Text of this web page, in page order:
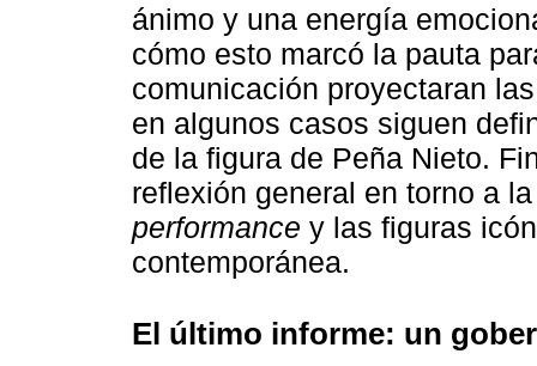
ánimo y una energía
cómo esto marcó la pauta
comunicación proyectaran
en algunos casos siguen
de la figura de Peña Nieto.
reflexión general en torno a
performance y las figuras
contemporánea.
El último informe: un